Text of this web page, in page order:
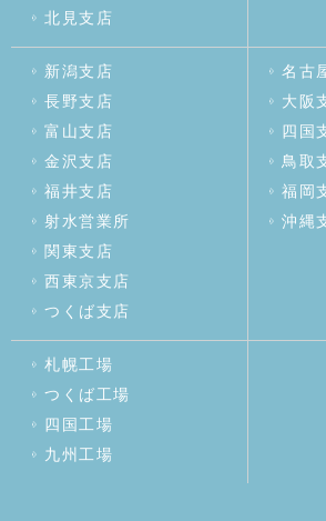
北見支店
新潟支店
長野支店
富山支店
金沢支店
福井支店
射水営業所
関東支店
西東京支店
つくば支店
名古
大阪
四国
鳥取
福岡
沖縄
札幌工場
つくば工場
四国工場
九州工場